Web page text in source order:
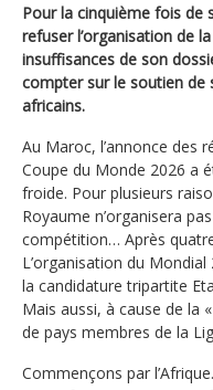
Pour la cinquième fois de
refuser l’organisation de
insuffisances de son
compter sur le soutien de
africains.
Au Maroc, l’annonce des
Coupe du Monde 2026 a
froide. Pour plusieurs
Royaume n’organisera
compétition… Après
L’organisation du
la candidature tripartite
Mais aussi, à cause de la
de pays membres de la
Commençons par